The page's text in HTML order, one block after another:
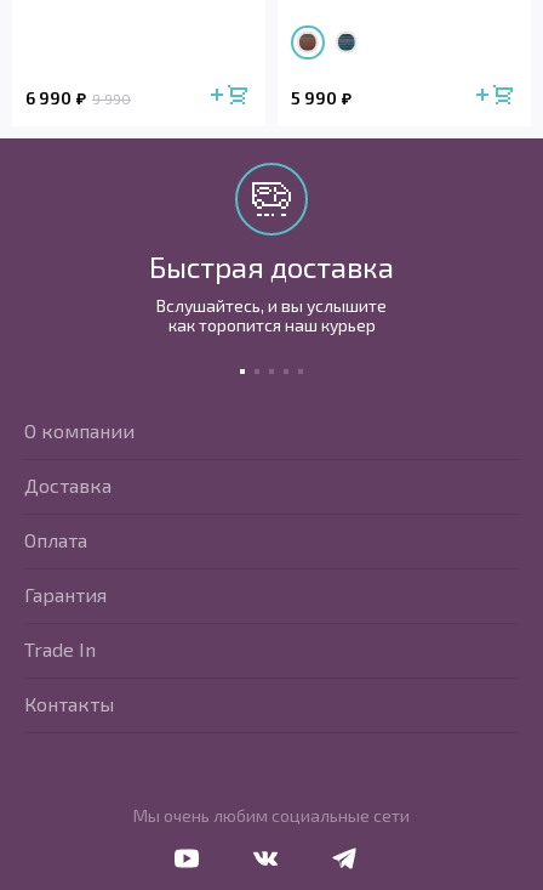
6 990 9 990 5 990
Быстрая доставка
Вслушайтесь, и вы услышите
как торопится наш курьер
Мы очень любим социальные сети
О компании
Доставка
Оплата
Гарантия
Trade In
Контакты